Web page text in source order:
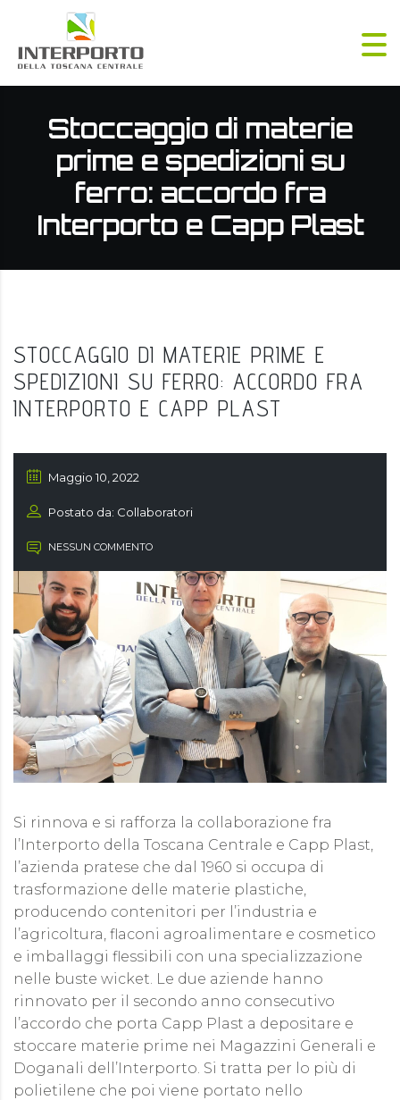
Stoccaggio di materie
prime e spedizioni su
ferro: accordo fra
Interporto e Capp Plast
STOCCAGGIO DI MATERIE PRIME E
SPEDIZIONI SU FERRO: ACCORDO FRA
INTERPORTO E CAPP PLAST
Maggio 10, 2022
Postato da: Collaboratori
NESSUN COMMENTO
Si rinnova e si rafforza la collaborazione fra
l’Interporto della Toscana Centrale e Capp Plast,
l’azienda pratese che dal 1960 si occupa di
trasformazione delle materie plastiche,
producendo contenitori per l’industria e
l’agricoltura, flaconi agroalimentare e cosmetico
e imballaggi flessibili con una specializzazione
nelle buste wicket. Le due aziende hanno
rinnovato per il secondo anno consecutivo
l’accordo che porta Capp Plast a depositare e
stoccare materie prime nei Magazzini Generali e
Doganali dell’Interporto. Si tratta per lo più di
polietilene che poi viene portato nello